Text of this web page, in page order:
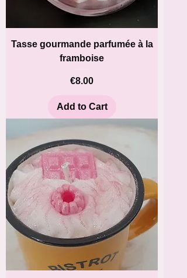
Tasse gourmande parfumée à la
framboise
Price
€8.00
Add to Cart